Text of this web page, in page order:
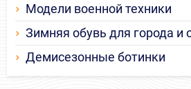
Модели военной техники
Зимняя обувь для города и
Демисезонные ботинки